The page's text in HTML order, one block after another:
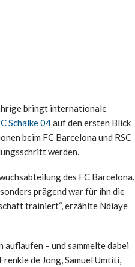
bringt internationale
Schalke 04auf den ersten Blick
beim FC Barcelona und RSC
werden.
des FC Barcelona.
prägend war für ihn die
trainiert“, erzählte Ndiaye
– und sammelte dabei
de Jong, Samuel Umtiti,